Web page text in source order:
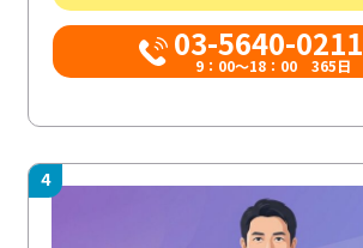
03-5640-0211
9：00～18：00 365日
4